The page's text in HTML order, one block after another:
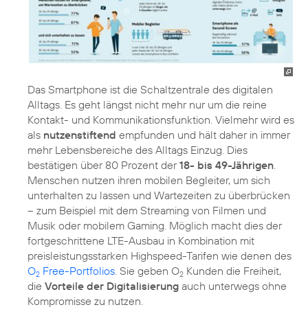
Das Smartphone ist die Schaltzentrale des digitalen
Alltags. Es geht längst nicht mehr nur um die reine
Kontakt- und Kommunikationsfunktion. Vielmehr wird es
als nutzenstiftend empfunden und hält daher in immer
mehr Lebensbereiche des Alltags Einzug. Dies
bestätigen über 80 Prozent der18- bis 49-Jährigen
Menschen nutzen ihren mobilen Begleiter, um sich
unterhalten zu lassen und Wartezeiten zu überbrücken
– zum Beispiel mit dem Streaming von Filmen und
Musik oder mobilem Gaming. Möglich macht dies der
fortgeschrittene LTE-Ausbau in Kombination mit
preisleistungsstarken Highspeed-Tarifen wie denen des
O2 Free-Portfolios . Sie geben O2 Kunden die Freiheit,
die Vorteile der Digitalisierung auch unterwegs ohne
Kompromisse zu nutzen.